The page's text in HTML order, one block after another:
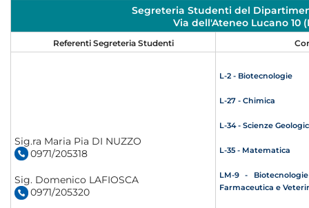
Segreteria Studenti del
Via dell'Ateneo Lucano 10
Referenti Segreteria Studenti
Sig.ra Maria Pia DI NUZZO
0971/205318
Sig. Domenico LAFIOSCA
0971/205320
L-2 - Biotecnologie
L-27 - Chimica
L-34 - Scienze
L-35 - Matematica
LM-9 -
Farmaceutica e